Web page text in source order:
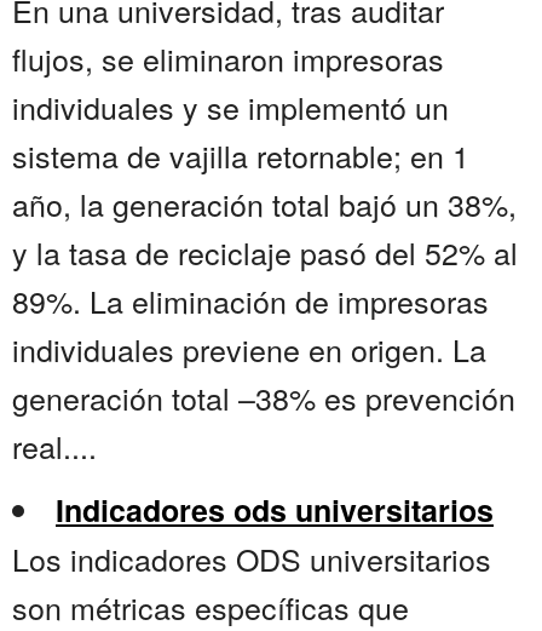
En una universidad, tras auditar
flujos, se eliminaron impresoras
individuales y se implementó un
sistema de vajilla retornable; en 1
año, la generación total bajó un 38%,
y la tasa de reciclaje pasó del 52% al
89%. La eliminación de impresoras
individuales previene en origen. La
generación total –38% es prevención
real....
Indicadores ods universitarios
Los indicadores ODS universitarios
son métricas específicas que